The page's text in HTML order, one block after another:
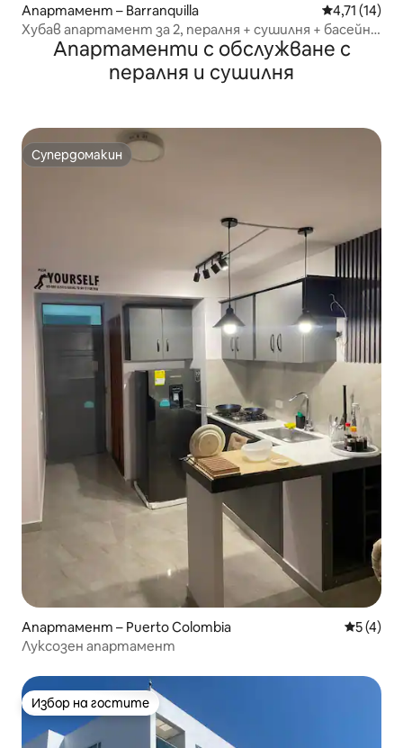
Апартамент – Barranquilla Средна
4,71 (14)
Хубав апартамент за 2, пералня + сушилня + басейн +
паркингАпартаменти с обслужване с
пералня и сушилня
Супердомакин
Супердомакин
Апартамент – Puerto Colombia Средна
5 (4)
Луксозен апартамент
Избор на гостите
Избор на гостите